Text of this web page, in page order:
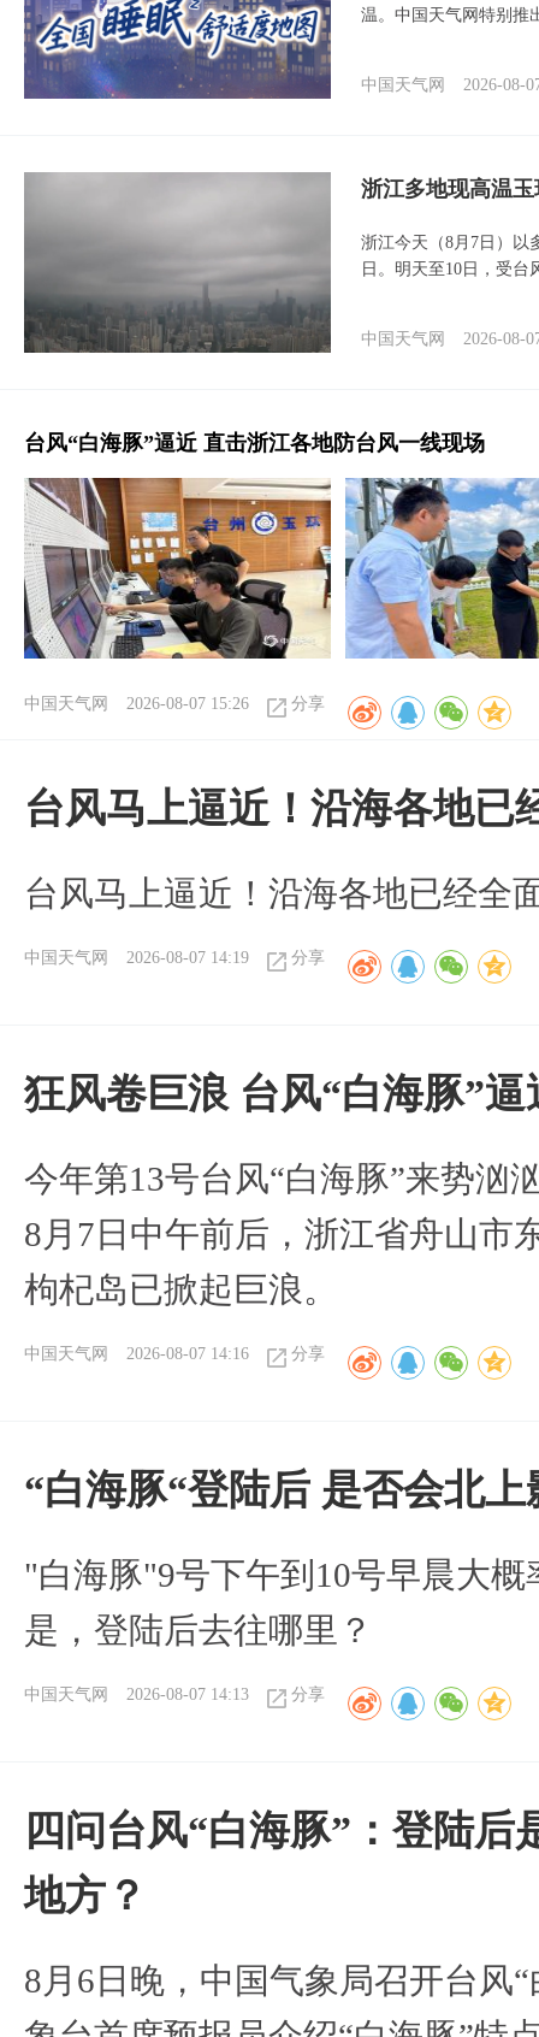
温。中国天气网特别推
中国天气网 2026-08-
浙江多地现高温
浙江今天（8月7日）以
日。明天至10日，受台
中国天气网 2026-08-
台风“白海豚”逼近 直击浙江各地防台风一线现场
中国天气网 2026-08-07 15:26 分享
台风马上逼近！沿海各地已
台风马上逼近！沿海各地已经全
中国天气网 2026-08-07 14:19 分享
狂风卷巨浪 台风“白海豚”
今年第13号台风“白海豚”来势汹
8月7日中午前后，浙江省舟山市
枸杞岛已掀起巨浪。
中国天气网 2026-08-07 14:16 分享
“白海豚“登陆后 是否会北
"白海豚"9号下午到10号早晨大
是，登陆后去往哪里？
中国天气网 2026-08-07 14:13 分享
四问台风“白海豚”：登陆
地方？
8月6日晚，中国气象局召开台风